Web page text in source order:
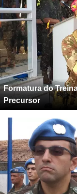
Formatura do
Precursor